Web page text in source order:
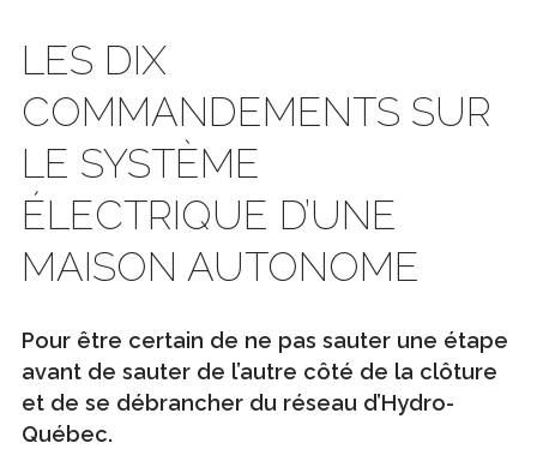
LES DIX
COMMANDEMENTS SUR
LE SYSTÈME
ÉLECTRIQUE D’UNE
MAISON AUTONOME
Pour être certain de ne pas sauter une étape
avant de sauter de l’autre côté de la clôture
et de se débrancher du réseau d’Hydro-
Québec.